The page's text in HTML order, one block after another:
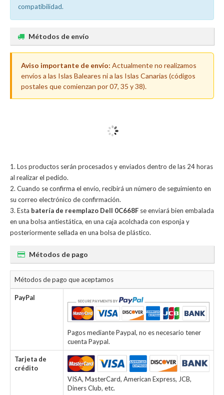
compatibilidad.
Métodos de envío
Aviso importante de envío: Actualmente no realizamos
envíos a las Islas Baleares ni a las Islas Canarias (códigos
postales que comienzan por 07, 35 y 38).
Los productos serán procesados y enviados dentro de las 24 horas
al realizar el pedido.
Cuando se confirma el envío, recibirá un número de seguimiento en
su correo electrónico de confirmación.
Esta batería de reemplazo Dell 0C668F se enviará bien embalada
en una bolsa antiestática, en una caja acolchada con esponja y
posteriormente sellada en una bolsa de plástico.
Métodos de pago
Métodos de pago que aceptamos
PayPal
Pagos mediante Paypal, no es necesario tener
cuenta Paypal.
Tarjeta de
crédito
VISA, MasterCard, American Express, JCB,
Diners Club, etc.